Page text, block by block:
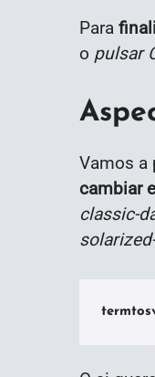
Para
o pulsar
Vamos a
cambiar
classic-